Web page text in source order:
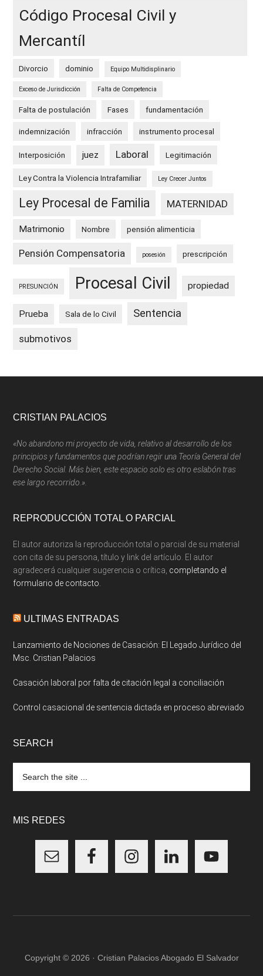
Código Procesal Civil y
Mercantíl
Divorcio dominio Equipo Multidisplinario
Exceso de Jurisdicción Falta de Competencia
Falta de postulación Fases fundamentación
indemnización infracción instrumento procesal
Interposición juez Laboral Legitimación
Ley Contra la Violencia Intrafamiliar Ley Crecer Juntos
Ley Procesal de Familia MATERNIDAD
Matrimonio Nombre pensión alimenticia
Pensión Compensatoria posesión prescripción
PRESUNCIÓN Procesal Civil propiedad
Prueba Sala de lo Civil Sentencia
submotivos
Footer
CRISTIAN PALACIOS
«No abandono mi proyecto de vida, relativo al desarrollo de los
principios y fundamentos que podrían regir una Teoría General del
Derecho Social. Más bien, este espacio solo es otro eslabón tras
ese largo recorrido.».
REPRODUCCIÓN TOTAL O PARCIAL
El autor autoriza la reproducción total o parcial de su material
con cita de su persona, título y link del artículo. El autor
agradecerá cualquier sugerencia o crítica, completando el
formulario de contacto.
ULTIMAS ENTRADAS
Lanzamiento de Nociones de Casación: El Legado Jurídico del
Msc. Cristian Palacios
Casación laboral por falta de citación legal a conciliación
Control casacional de sentencia dictada en proceso abreviado
SEARCH
the
MIS REDES
Copyright © 2026 · Cristian Palacios Abogado El Salvador